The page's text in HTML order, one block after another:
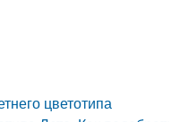
цветотипа